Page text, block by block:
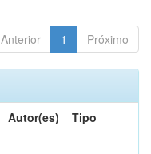
Anterior 1 Próximo
Autor(es) Tipo